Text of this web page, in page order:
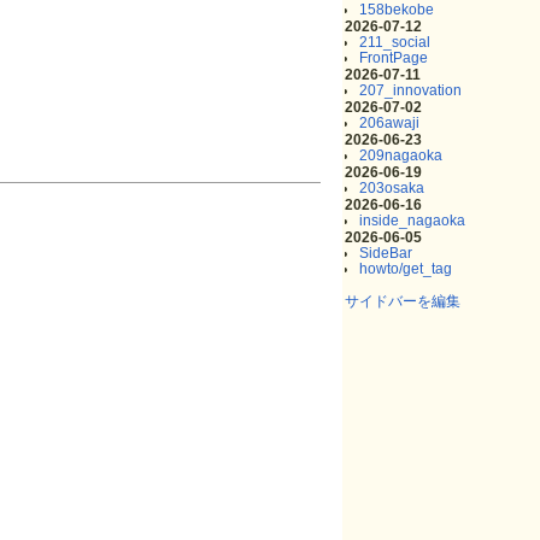
158bekobe
2026-07-12
211_social
FrontPage
2026-07-11
207_innovation
2026-07-02
206awaji
2026-06-23
209nagaoka
2026-06-19
203osaka
2026-06-16
inside_nagaoka
2026-06-05
SideBar
howto/get_tag
サイドバーを編集